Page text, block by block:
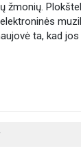
žmonių.
ta, kad